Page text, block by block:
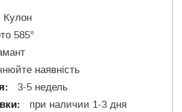
Кулон
585°
наявність
3-5 недель
при наличии 1-3 дня